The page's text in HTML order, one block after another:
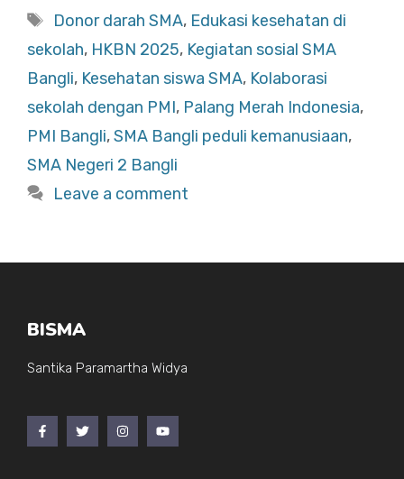
e
b
o
o
k
s
A
p
p
e
Tags
Donor darah SMA, Edukasi kesehatan di
sekolah, HKBN 2025, Kegiatan sosial SMA
Bangli, Kesehatan siswa SMA, Kolaborasi
sekolah dengan PMI, Palang Merah Indonesia,
PMI Bangli,SMA Bangli peduli kemanusiaan,
SMA Negeri 2 Bangli
Leave a comment
BISMA
Santika Paramartha Widya